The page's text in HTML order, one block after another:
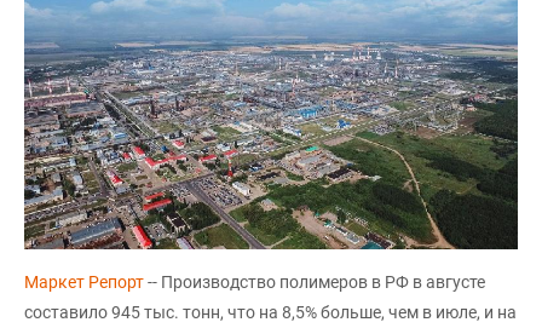
Маркет Репорт-- Производство полимеров в РФ в августе
составило 945 тыс. тонн, что на 8,5% больше, чем в июле, и на